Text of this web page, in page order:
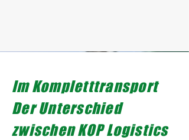
Im Kompletttransport
Der Unterschied
zwischen KOP Logistics